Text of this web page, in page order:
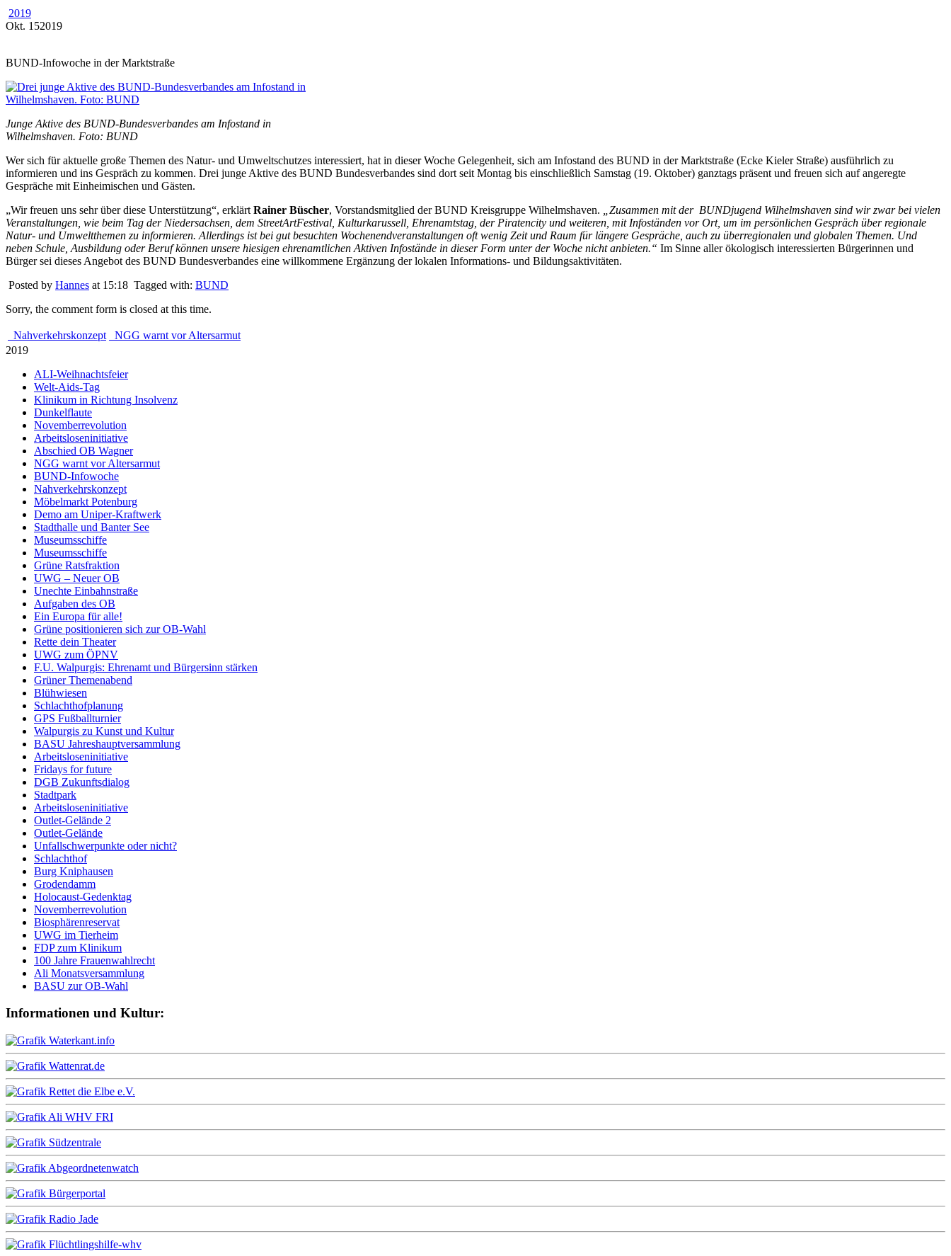
2019
Okt. 152019
BUND-Infowoche in der Marktstraße
Junge Aktive des BUND-Bundesverbandes am Infostand in
Wilhelmshaven. Foto: BUND
Wer sich für aktuelle große Themen des Natur- und Umweltschutzes interessiert, hat in dieser Woche Gelegenheit, sich am Infostand des BUND in der Marktstraße (Ecke Kieler Straße) ausführlich zu
informieren und ins Gespräch zu kommen. Drei junge Aktive des BUND Bundesverbandes sind dort seit Montag bis einschließlich Samstag (19. Oktober) ganztags präsent und freuen sich auf angeregte
Gespräche mit Einheimischen und Gästen.
„Wir freuen uns sehr über diese Unterstützung“, erklärt Rainer Büscher, Vorstandsmitglied der BUND Kreisgruppe Wilhelmshaven.
„Zusammen mit der BUNDjugend Wilhelmshaven sind wir zwar bei vielen
Veranstaltungen, wie beim Tag der Niedersachsen, dem StreetArtFestival, Kulturkarussell, Ehrenamtstag, der Piratencity und weiteren, mit Infoständen vor Ort, um im persönlichen Gespräch über regionale
Natur- und Umweltthemen zu informieren. Allerdings ist bei gut besuchten Wochenendveranstaltungen oft wenig Zeit und Raum für längere Gespräche, auch zu überregionalen und globalen Themen. Und
neben Schule, Ausbildung oder Beruf können unsere hiesigen ehrenamtlichen Aktiven Infostände in dieser Form unter der Woche nicht anbieten.“ Im Sinne aller ökologisch interessierten Bürgerinnen und
Bürger sei dieses Angebot des BUND Bundesverbandes eine willkommene Ergänzung der lokalen Informations- und Bildungsaktivitäten.
Posted by Hannes at 15:18 Tagged with: BUND
Sorry, the comment form is closed at this time.
Nahverkehrskonzept
NGG warnt vor Altersarmut
2019
ALI-Weihnachtsfeier
Welt-Aids-Tag
Klinikum in Richtung Insolvenz
Dunkelflaute
Novemberrevolution
Arbeitsloseninitiative
Abschied OB Wagner
NGG warnt vor Altersarmut
BUND-Infowoche
Nahverkehrskonzept
Möbelmarkt Potenburg
Demo am Uniper-Kraftwerk
Stadthalle und Banter See
Museumsschiffe
Museumsschiffe
Grüne Ratsfraktion
UWG – Neuer OB
Unechte Einbahnstraße
Aufgaben des OB
Ein Europa für alle!
Grüne positionieren sich zur OB-Wahl
Rette dein Theater
UWG zum ÖPNV
F.U. Walpurgis: Ehrenamt und Bürgersinn stärken
Grüner Themenabend
Blühwiesen
Schlachthofplanung
GPS Fußballturnier
Walpurgis zu Kunst und Kultur
BASU Jahreshauptversammlung
Arbeitsloseninitiative
Fridays for future
DGB Zukunftsdialog
Stadtpark
Arbeitsloseninitiative
Outlet-Gelände 2
Outlet-Gelände
Unfallschwerpunkte oder nicht?
Schlachthof
Burg Kniphausen
Grodendamm
Holocaust-Gedenktag
Novemberrevolution
Biosphärenreservat
UWG im Tierheim
FDP zum Klinikum
100 Jahre Frauenwahlrecht
Ali Monatsversammlung
BASU zur OB-Wahl
Informationen und Kultur: